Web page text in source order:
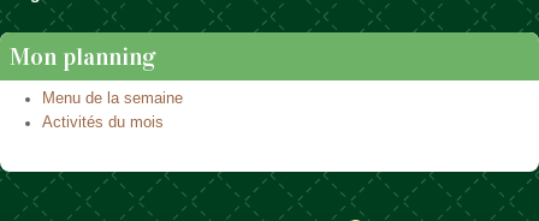
Mon planning
Menu de la semaine
Activités du mois